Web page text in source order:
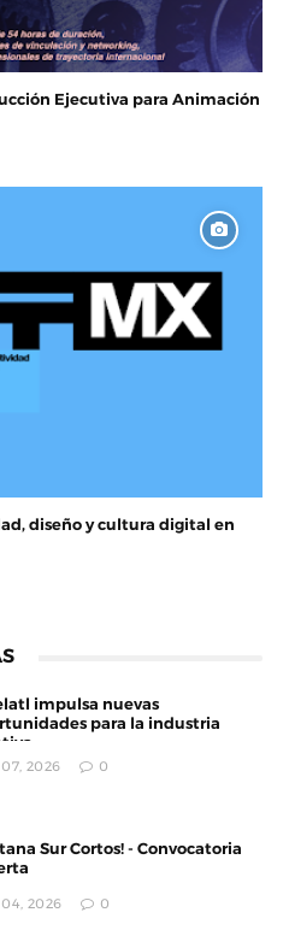
Ejecutiva para Animación
diseño y cultura digital en
impulsa nuevas
para la industria
2026 0
Sur Cortos! - Convocatoria
2026 0